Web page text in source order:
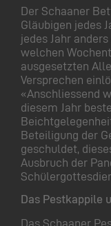
Der Schaaner
Gläubigen jedes
jedes Jahr
welchen
ausgesetzten
Versprechen
«Anschliessend
diesem Jahr
Beteiligung der
geschuldet,
Ausbruch der
Das Pestkappile
Das Schaaner